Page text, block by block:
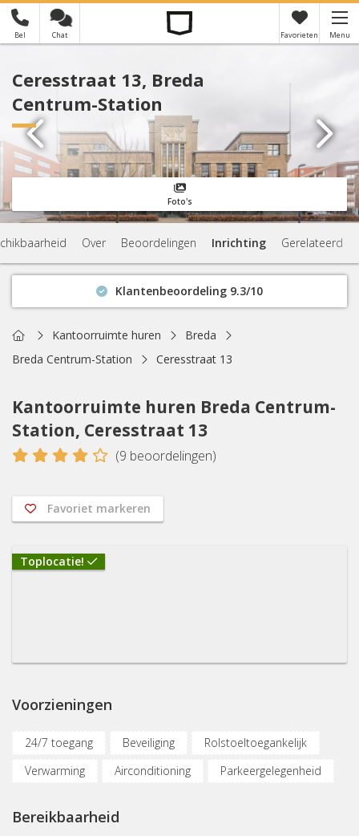
Bel Chat Favorieten Menu
Ceresstraat 13, Breda
Centrum-Station
Foto's
Over Beoordelingen Inrichting Gerelateerd
Klantenbeoordeling 9.3/10
Actuele beschikbaarheid
HomeKantoorruimte huren
Breda
Breda Centrum-Station
Ceresstraat 13
Kantoorruimte huren Breda Centrum-
Station, Ceresstraat 13
4 (9 beoordelingen)
Favoriet markeren
Toplocatie!
Voorzieningen
24/7 toegang Beveiliging
Rolstoeltoegankelijk
Verwarming
Airconditioning
Parkeergelegenheid
(Flex)werkplekken
Bereikbaarheid